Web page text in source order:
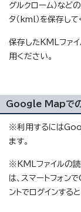
グルクローム）など
タ（kml）を保存して
保存したKMLファ
用ください。
Google Mapで
※利用するには
ます。
※KMLファイルの読
は、スマートフォ
ントでログインする